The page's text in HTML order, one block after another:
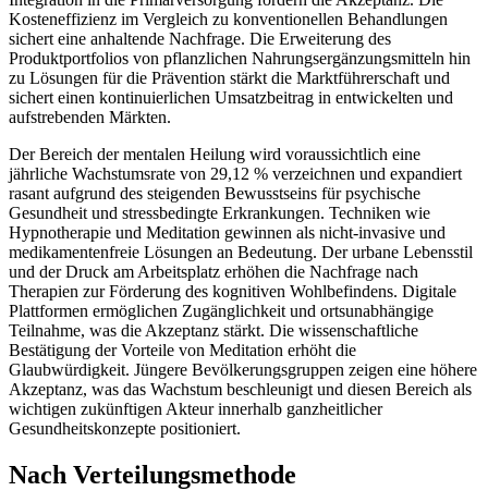
Kosteneffizienz im Vergleich zu konventionellen Behandlungen
sichert eine anhaltende Nachfrage. Die Erweiterung des
Produktportfolios von pflanzlichen Nahrungsergänzungsmitteln hin
zu Lösungen für die Prävention stärkt die Marktführerschaft und
sichert einen kontinuierlichen Umsatzbeitrag in entwickelten und
aufstrebenden Märkten.
Der Bereich der mentalen Heilung wird voraussichtlich eine
jährliche Wachstumsrate von 29,12 % verzeichnen und expandiert
rasant aufgrund des steigenden Bewusstseins für psychische
Gesundheit und stressbedingte Erkrankungen. Techniken wie
Hypnotherapie und Meditation gewinnen als nicht-invasive und
medikamentenfreie Lösungen an Bedeutung. Der urbane Lebensstil
und der Druck am Arbeitsplatz erhöhen die Nachfrage nach
Therapien zur Förderung des kognitiven Wohlbefindens. Digitale
Plattformen ermöglichen Zugänglichkeit und ortsunabhängige
Teilnahme, was die Akzeptanz stärkt. Die wissenschaftliche
Bestätigung der Vorteile von Meditation erhöht die
Glaubwürdigkeit. Jüngere Bevölkerungsgruppen zeigen eine höhere
Akzeptanz, was das Wachstum beschleunigt und diesen Bereich als
wichtigen zukünftigen Akteur innerhalb ganzheitlicher
Gesundheitskonzepte positioniert.
Nach Verteilungsmethode